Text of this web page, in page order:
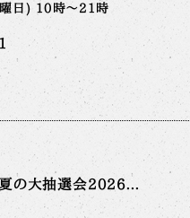
日) 10時～21時
夏の大抽選会2026...